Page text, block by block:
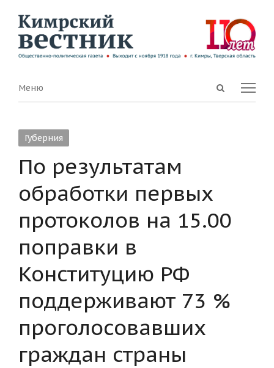
Open
Menu
Меню
Губерния
По результатам
обработки первых
протоколов на 15.00
поправки в
Конституцию РФ
поддерживают 73 %
проголосовавших
граждан страны